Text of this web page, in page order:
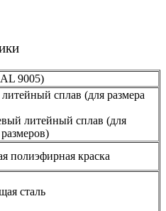
9005)
сплав (для размера
литейный сплав (для
полиэфирная краска
сталь